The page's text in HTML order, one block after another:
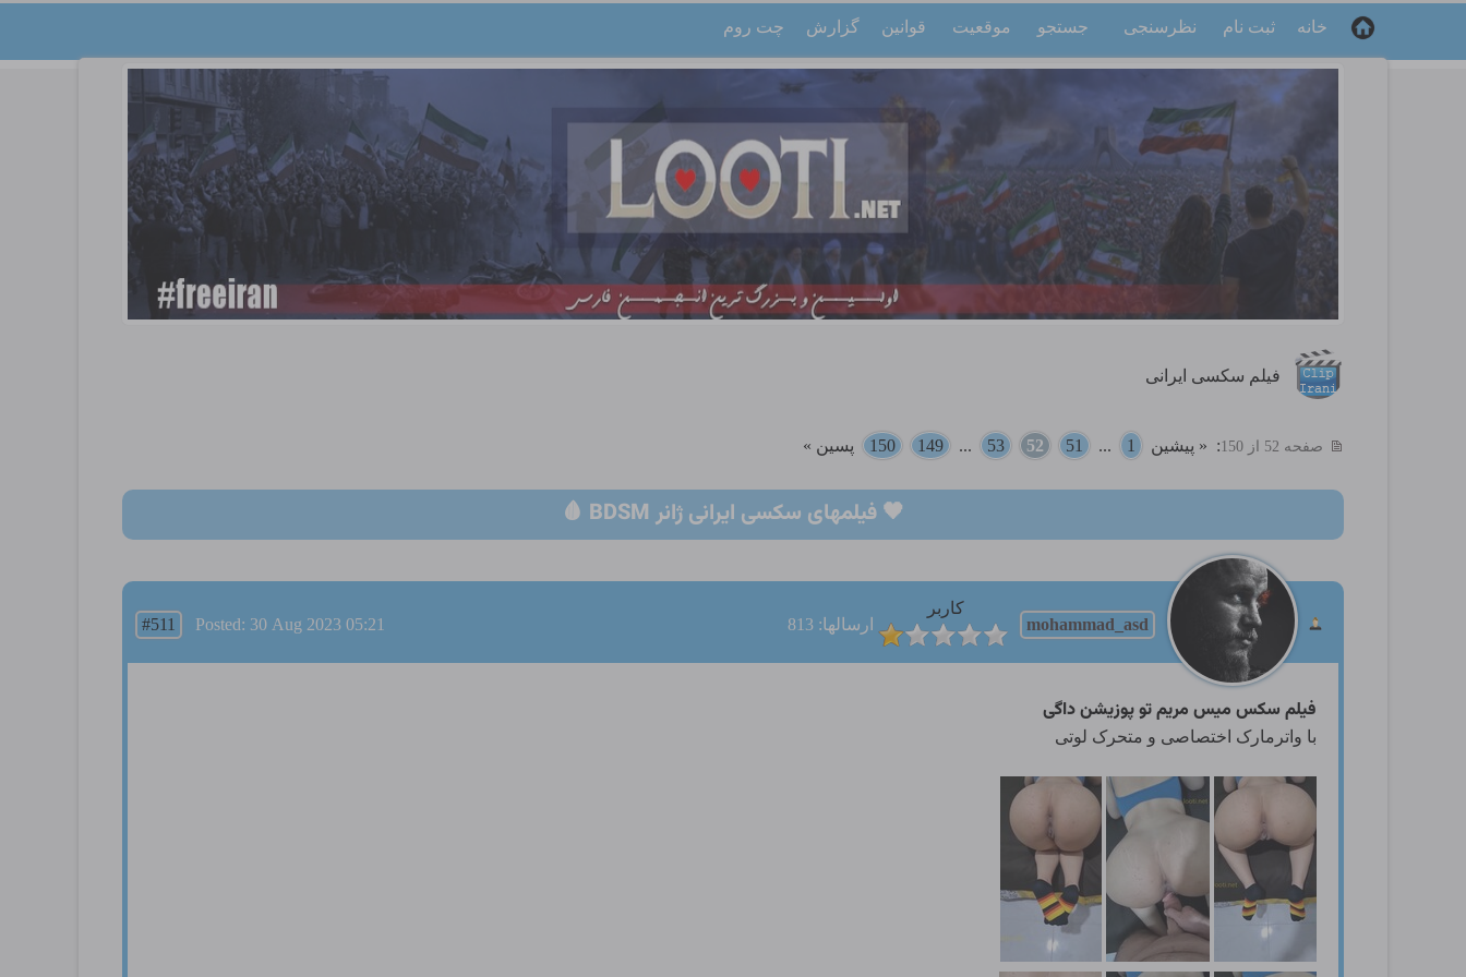
خانه ثبت نام نظرسنجی جستجو موقعیت قوانین گزارش چت روم
فیلم سکسی ایرانی
صفحه 52 از 150 : « پیشین 1
...
51
52
53
...
149
150 پسین »
🖤 فیلمهای سکسی ایرانی ژانر BDSM 🩸
mohammad_asd
کاربر
ارسالها: 813
#511 Posted: 30 Aug 2023 05:21
فیلم سکس میس مریم تو پوزیشن داگی
با واترمارک اختصاصی و متحرک لوتی